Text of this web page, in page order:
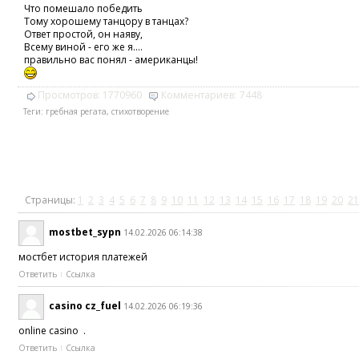
Что помешало победить
Тому хорошему танцору в танцах?
Ответ простой, он наяву,
Всему виной - его же я....
правильно вас понял - американцы!
Просмотров: 1770960 Комментариев: 7448
Теги: гребная регата, стихотворение
Страницы: 1 2 3 4 5 6 7 8 9 10 11 12 13 14 15 16 17 18 19 20 21
mostbet_sypn 14.02.2026 06:14:38
мостбет история платежей
Ответить Ссылка
casino cz_fuel 14.02.2026 06:19:36
online casino .
Ответить Ссылка